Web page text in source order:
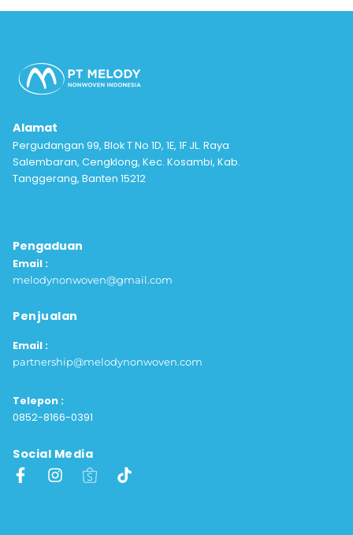
Alamat
Pergudangan 99, Blok T No 1D, 1E, 1F JL. Raya
Salembaran, Cengklong, Kec. Kosambi, Kab.
Tanggerang, Banten 15212
Pengaduan
Email :
melodynonwoven@gmail.com
Penjualan
Email :
partnership@melodynonwoven.com
Telepon :
0852-8166-0391
Social Media